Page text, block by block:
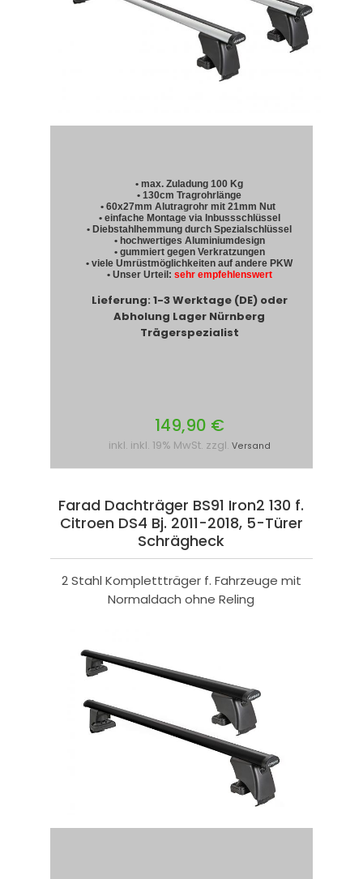
• max. Zuladung 100 Kg
• 130cm Tragrohrlänge
• 60x27mm Alutragrohr mit 21mm Nut
• einfache Montage via Inbussschlüssel
• Diebstahlhemmung durch Spezialschlüssel
• hochwertiges Aluminiumdesign
• gummiert gegen Verkratzungen
• viele Umrüstmöglichkeiten auf andere PKW
• Unser Urteil: sehr empfehlenswert
Lieferung: 1-3 Werktage (DE) oder
Abholung Lager Nürnberg
Trägerspezialist
149,90 €
inkl. inkl. 19% MwSt. zzgl. Versand
Farad Dachträger BS91 Iron2 130 f.
Citroen DS4 Bj. 2011-2018, 5-Türer
Schrägheck
2 Stahl Komplettträger f. Fahrzeuge mit
Normaldach ohne Reling